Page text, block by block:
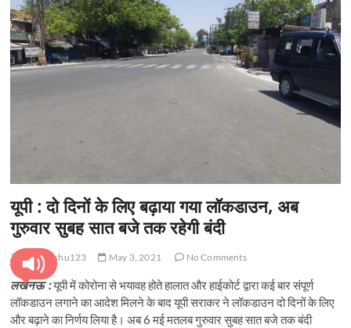
यूपी : दो दिनों के लिए बढ़ाया गया लॉकडाउन, अब
गुरुवार सुबह सात बजे तक रहेगी बंदी
pratyanshu123 May 3, 2021 No Comments
लखनऊ :यूपी में कोरोना से भयावह होते हालात और हाईकोर्ट द्वारा कई बार संपूर्ण
लॉकडाउन लगाने का आदेश मिलने के बाद यूपी सराकर ने लॉकडाउन दो दिनों के लिए
और बढ़ाने का निर्णय लिया है। अब 6 मई मतलब गुरुवार सुबह सात बजे तक बंदी